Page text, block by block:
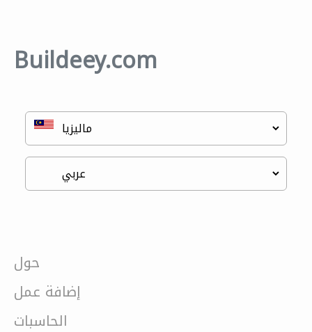
Buildeey.com
حول
إضافة عمل
الحاسبات